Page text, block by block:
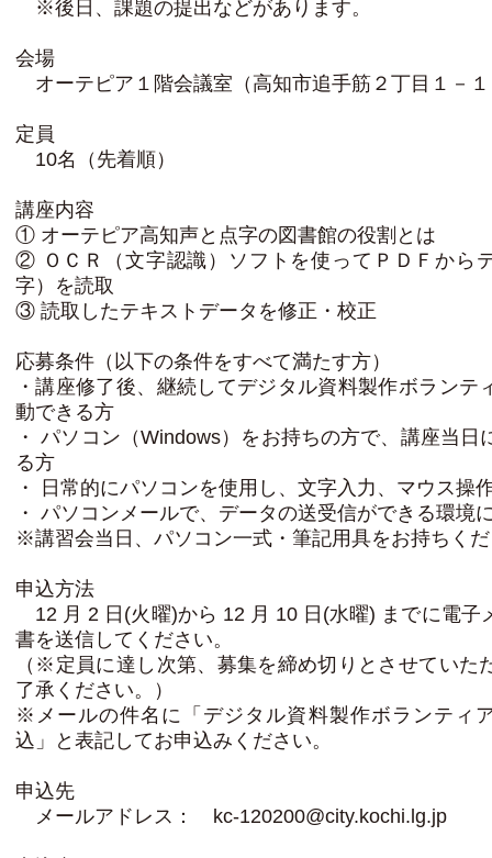
※後日、課題の提出などがあります。
会場
オーテピア１階会議室（高知市追手筋２丁目１－
定員
10名（先着順）
講座内容
① オーテピア高知声と点字の図書館の役割とは
② ＯＣＲ（文字認識）ソフトを使ってＰＤＦから
字）を読取
③ 読取したテキストデータを修正・校正
応募条件（以下の条件をすべて満たす方）
・講座修了後、継続してデジタル資料製作ボランテ
動できる方
・ パソコン（Windows）をお持ちの方で、講座当日
る方
・ 日常的にパソコンを使用し、文字入力、マウス操
・ パソコンメールで、データの送受信ができる環境
※講習会当日、パソコン一式・筆記用具をお持ちく
申込方法
12 月 2 日(火曜)から 12 月 10 日(水曜) までに電子
書を送信してください。
（※定員に達し次第、募集を締め切りとさせていた
了承ください。）
※メールの件名に「デジタル資料製作ボランティ
込」と表記してお申込みください。
申込先
メールアドレス： kc-120200@city.kochi.lg.jp